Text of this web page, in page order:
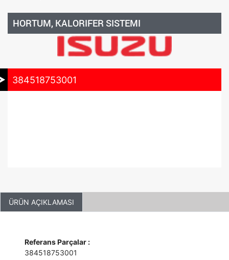
HORTUM, KALORIFER SISTEMI
384518753001
ÜRÜN AÇIKLAMASI
Referans Parçalar :
384518753001